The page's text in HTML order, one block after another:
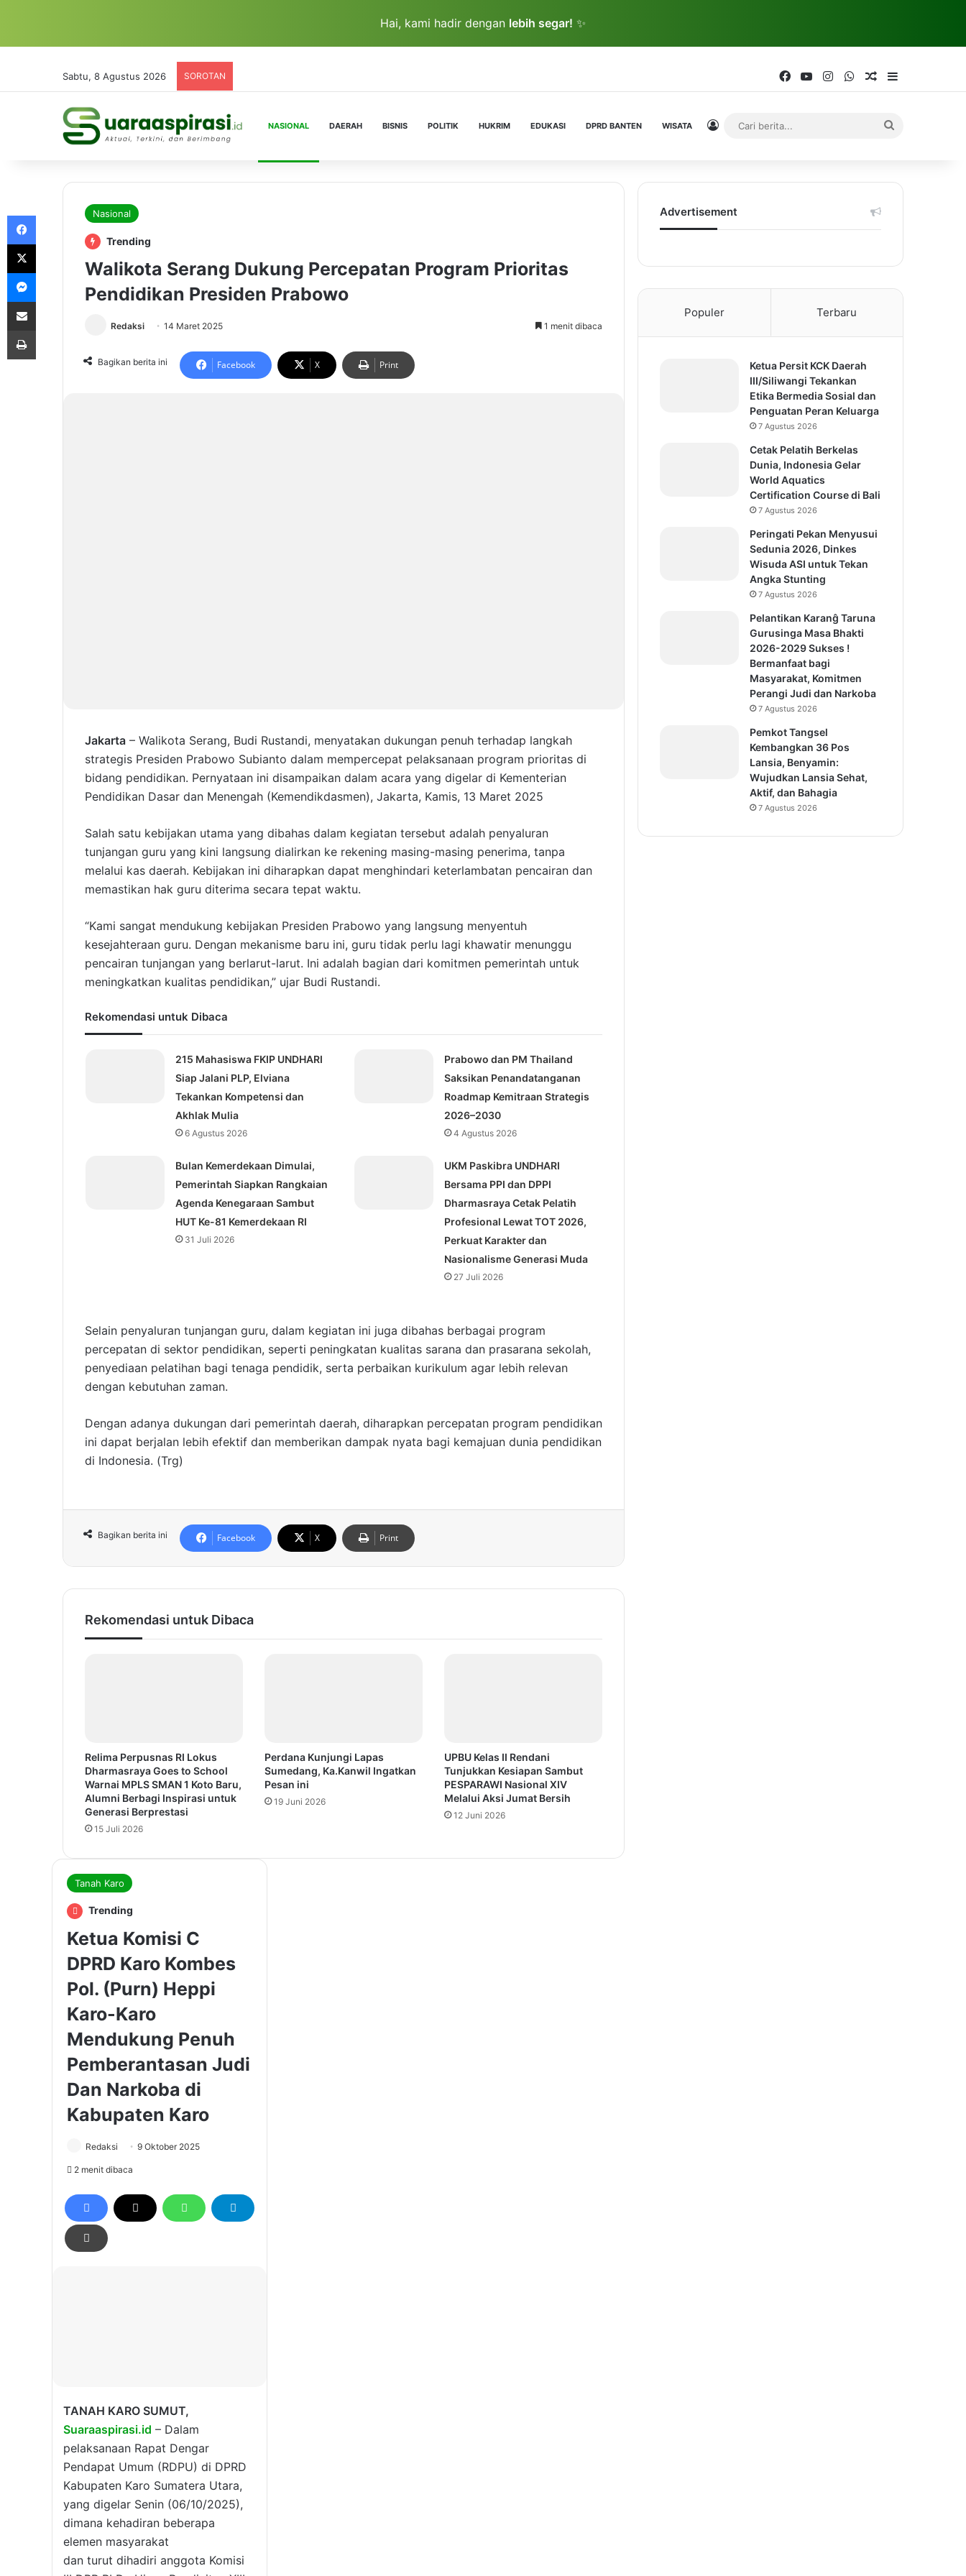
Hai, kami hadir dengan lebih segar! ✨
Sabtu, 8 Agustus 2026 SOROTAN FacebookYouTubeInstagramWhatsAppRandom Article
NASIONAL DAERAH BISNIS POLITIK HUKRIM EDUKASI DPRD BANTEN WISATA Log In
Nasional
Trending
Walikota Serang Dukung Percepatan Program Prioritas
Pendidikan Presiden Prabowo
Redaksi 14 Maret 2025 1 menit dibaca
Bagikan berita ini Facebook X Print
Jakarta – Walikota Serang, Budi Rustandi, menyatakan dukungan penuh terhadap langkah
strategis Presiden Prabowo Subianto dalam mempercepat pelaksanaan program prioritas di
bidang pendidikan. Pernyataan ini disampaikan dalam acara yang digelar di Kementerian
Pendidikan Dasar dan Menengah (Kemendikdasmen), Jakarta, Kamis, 13 Maret 2025
Salah satu kebijakan utama yang dibahas dalam kegiatan tersebut adalah penyaluran
tunjangan guru yang kini langsung dialirkan ke rekening masing-masing penerima, tanpa
melalui kas daerah. Kebijakan ini diharapkan dapat menghindari keterlambatan pencairan dan
memastikan hak guru diterima secara tepat waktu.
“Kami sangat mendukung kebijakan Presiden Prabowo yang langsung menyentuh
kesejahteraan guru. Dengan mekanisme baru ini, guru tidak perlu lagi khawatir menunggu
pencairan tunjangan yang berlarut-larut. Ini adalah bagian dari komitmen pemerintah untuk
meningkatkan kualitas pendidikan,” ujar Budi Rustandi.
Rekomendasi untuk Dibaca
215 Mahasiswa FKIP UNDHARI
Siap Jalani PLP, Elviana
Tekankan Kompetensi dan
Akhlak Mulia
6 Agustus 2026
Prabowo dan PM Thailand
Saksikan Penandatanganan
Roadmap Kemitraan Strategis
2026–2030
4 Agustus 2026
Bulan Kemerdekaan Dimulai,
Pemerintah Siapkan Rangkaian
Agenda Kenegaraan Sambut
HUT Ke-81 Kemerdekaan RI
31 Juli 2026
UKM Paskibra UNDHARI
Bersama PPI dan DPPI
Dharmasraya Cetak Pelatih
Profesional Lewat TOT 2026,
Perkuat Karakter dan
Nasionalisme Generasi Muda
27 Juli 2026
Selain penyaluran tunjangan guru, dalam kegiatan ini juga dibahas berbagai program
percepatan di sektor pendidikan, seperti peningkatan kualitas sarana dan prasarana sekolah,
penyediaan pelatihan bagi tenaga pendidik, serta perbaikan kurikulum agar lebih relevan
dengan kebutuhan zaman.
Dengan adanya dukungan dari pemerintah daerah, diharapkan percepatan program pendidikan
ini dapat berjalan lebih efektif dan memberikan dampak nyata bagi kemajuan dunia pendidikan
di Indonesia. (Trg)
Bagikan berita ini Facebook X Print
Rekomendasi untuk Dibaca
Relima Perpusnas RI Lokus
Dharmasraya Goes to School
Warnai MPLS SMAN 1 Koto Baru,
Alumni Berbagi Inspirasi untuk
Generasi Berprestasi
15 Juli 2026
Perdana Kunjungi Lapas
Sumedang, Ka.Kanwil Ingatkan
Pesan ini
19 Juni 2026
UPBU Kelas II Rendani
Tunjukkan Kesiapan Sambut
PESPARAWI Nasional XIV
Melalui Aksi Jumat Bersih
12 Juni 2026
Advertisement
Populer Terbaru
Ketua Persit KCK Daerah
III/Siliwangi Tekankan
Etika Bermedia Sosial dan
Penguatan Peran Keluarga
7 Agustus 2026
Cetak Pelatih Berkelas
Dunia, Indonesia Gelar
World Aquatics
Certification Course di Bali
7 Agustus 2026
Peringati Pekan Menyusui
Sedunia 2026, Dinkes
Wisuda ASI untuk Tekan
Angka Stunting
7 Agustus 2026
Pelantikan Karanĝ Taruna
Gurusinga Masa Bhakti
2026-2029 Sukses !
Bermanfaat bagi
Masyarakat, Komitmen
Perangi Judi dan Narkoba
7 Agustus 2026
Pemkot Tangsel
Kembangkan 36 Pos
Lansia, Benyamin:
Wujudkan Lansia Sehat,
Aktif, dan Bahagia
7 Agustus 2026